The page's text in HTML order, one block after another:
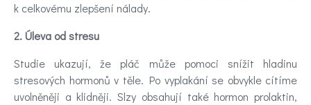
k celkovému zlepšení nálady.
2. Úleva od stresu
Studie ukazují, že pláč může pomoci snížit hladinu
stresových hormonů v těle. Po vyplakání se obvykle cítíme
uvolněněji a klidněji. Slzy obsahují také hormon prolaktin,